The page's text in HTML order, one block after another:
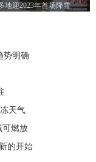
地迎2023年首场降雪
势明确
天气
可燃放
的开始